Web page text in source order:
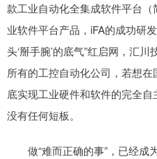
款工业自动化全集成软件平台（
业软件平台产品，iFA的成功研
头‘掰手腕’的底气”红启网，汇
所有的工控自动化公司，若想
底实现工业硬件和软件的完全
没有任何短板。
做“难而正确的事”，已经成